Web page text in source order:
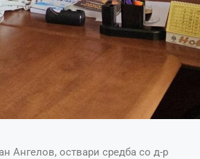
Ангелов, оствари средба со д-р